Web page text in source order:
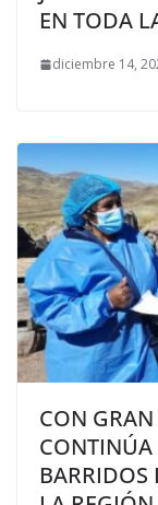
EN TODA
diciembre 14,
CON